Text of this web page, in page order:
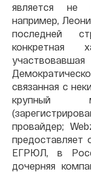
является не
например,
последней
конкретная
связанная с
крупный
провайдер;
предоставляет
ЕГРЮЛ, в
дочерняя